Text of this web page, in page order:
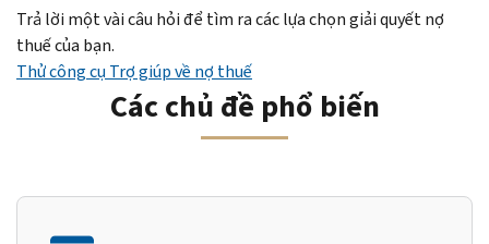
Trả lời một vài câu hỏi để tìm ra các lựa chọn giải quyết nợ
thuế của bạn.
Thử công cụ Trợ giúp về nợ thuế
Các chủ đề phổ biến